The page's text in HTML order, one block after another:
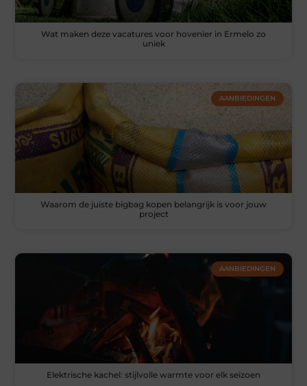
Wat maken deze vacatures voor hovenier in Ermelo zo
uniek
AANBIEDINGEN
Waarom de juiste bigbag kopen belangrijk is voor jouw
project
AANBIEDINGEN
Elektrische kachel: stijlvolle warmte voor elk seizoen